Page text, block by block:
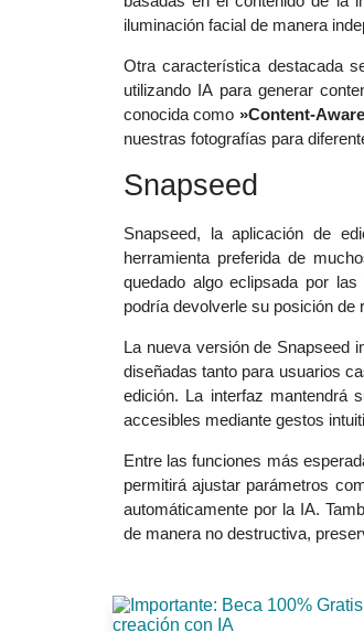
iluminación facial de manera
Otra característica destacada
utilizando IA para generar
conocida como »Content-
nuestras fotografías para
Snapseed
Snapseed, la aplicación de
herramienta preferida de
quedado algo eclipsada por
podría devolverle su posición de
La nueva versión de Snapseed
diseñadas tanto para usuarios
edición. La interfaz mantendrá
accesibles mediante gestos
Entre las funciones más
permitirá ajustar parámetros
automáticamente por la IA.
de manera no destructiva,